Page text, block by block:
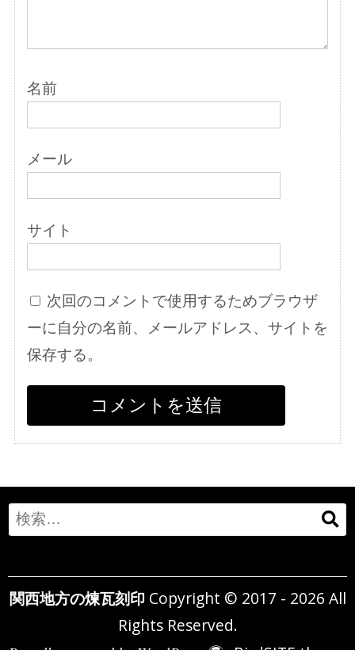
名前
メール
サイト
次回のコメントで使用するためブラウザ
ーに自分の名前、メールアドレス、サイトを
保存する。
Search
for:
関西地方の煉瓦刻印 Copyright © 2017 - 2026 All
Rights Reserved.